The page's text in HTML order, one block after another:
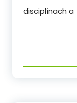
disciplínach a